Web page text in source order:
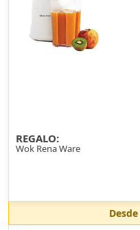
REGALO:
Wok Rena Ware
Desde